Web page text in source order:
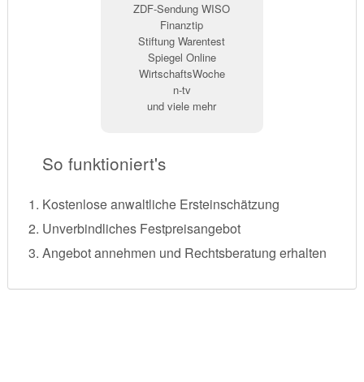
ZDF-Sendung WISO
Finanztip
Stiftung Warentest
Spiegel Online
WirtschaftsWoche
n-tv
und viele mehr
So funktioniert's
Kostenlose anwaltliche Ersteinschätzung
Unverbindliches Festpreisangebot
Angebot annehmen und Rechtsberatung erhalten